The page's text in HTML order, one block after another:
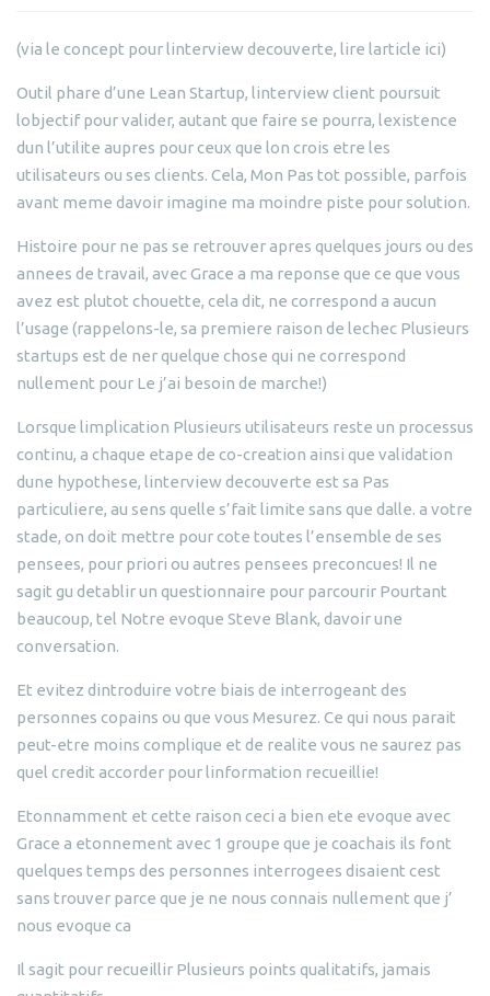
(via le concept pour linterview decouverte, lire larticle ici)
Outil phare d’une Lean Startup, linterview client poursuit
lobjectif pour valider, autant que faire se pourra, lexistence
dun l’utilite aupres pour ceux que lon crois etre les
utilisateurs ou ses clients. Cela, Mon Pas tot possible, parfois
avant meme davoir imagine ma moindre piste pour solution.
Histoire pour ne pas se retrouver apres quelques jours ou des
annees de travail, avec Grace a ma reponse que ce que vous
avez est plutot chouette, cela dit, ne correspond a aucun
l’usage (rappelons-le, sa premiere raison de lechec Plusieurs
startups est de ner quelque chose qui ne correspond
nullement pour Le j’ai besoin de marche!)
Lorsque limplication Plusieurs utilisateurs reste un processus
continu, a chaque etape de co-creation ainsi que validation
dune hypothese, linterview decouverte est sa Pas
particuliere, au sens quelle s’fait limite sans que dalle. a votre
stade, on doit mettre pour cote toutes l’ensemble de ses
pensees, pour priori ou autres pensees preconcues! Il ne
sagit gu detablir un questionnaire pour parcourir Pourtant
beaucoup, tel Notre evoque Steve Blank, davoir une
conversation.
Et evitez dintroduire votre biais de interrogeant des
personnes copains ou que vous Mesurez. Ce qui nous parait
peut-etre moins complique et de realite vous ne saurez pas
quel credit accorder pour linformation recueillie!
Etonnamment et cette raison ceci a bien ete evoque avec
Grace a etonnement avec 1 groupe que je coachais ils font
quelques temps des personnes interrogees disaient cest
sans trouver parce que je ne nous connais nullement que j’
nous evoque ca
Il sagit pour recueillir Plusieurs points qualitatifs, jamais